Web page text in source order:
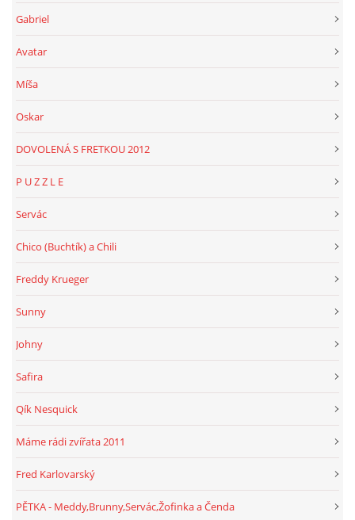
Gabriel
Avatar
Míša
Oskar
DOVOLENÁ S FRETKOU 2012
P U Z Z L E
Servác
Chico (Buchtík) a Chili
Freddy Krueger
Sunny
Johny
Safira
Qík Nesquick
Máme rádi zvířata 2011
Fred Karlovarský
PĚTKA - Meddy,Brunny,Servác,Žofinka a Čenda